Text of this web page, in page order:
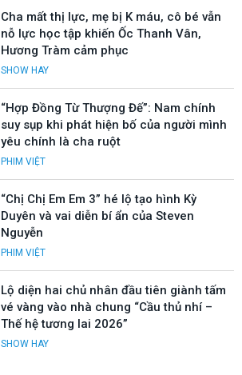
Cha mất thị lực, mẹ bị K máu, cô bé vẫn
nỗ lực học tập khiến Ốc Thanh Vân,
Hương Tràm cảm phục
SHOW HAY
“Hợp Đồng Từ Thượng Đế”: Nam chính
suy sụp khi phát hiện bố của người mình
yêu chính là cha ruột
PHIM VIỆT
“Chị Chị Em Em 3” hé lộ tạo hình Kỳ
Duyên và vai diễn bí ẩn của Steven
Nguyễn
PHIM VIỆT
Lộ diện hai chủ nhân đầu tiên giành tấm
vé vàng vào nhà chung “Cầu thủ nhí –
Thế hệ tương lai 2026”
SHOW HAY